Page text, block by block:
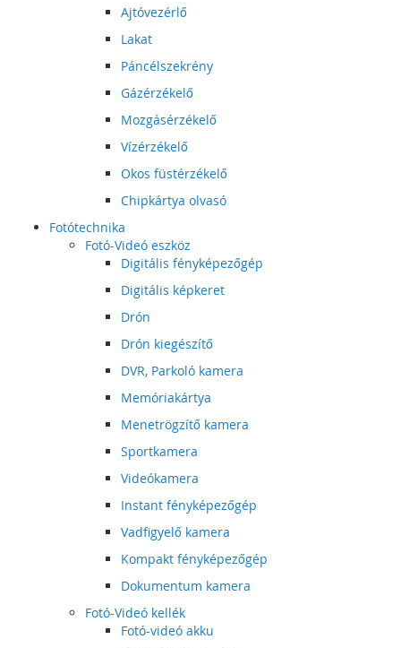
Ajtóvezérlő
Lakat
Páncélszekrény
Gázérzékelő
Mozgásérzékelő
Vízérzékelő
Okos füstérzékelő
Chipkártya olvasó
Fotótechnika
Fotó-Videó eszköz
Digitális fényképezőgép
Digitális képkeret
Drón
Drón kiegészítő
DVR, Parkoló kamera
Memóriakártya
Menetrögzítő kamera
Sportkamera
Videókamera
Instant fényképezőgép
Vadfigyelő kamera
Kompakt fényképezőgép
Dokumentum kamera
Fotó-Videó kellék
Fotó-videó akku